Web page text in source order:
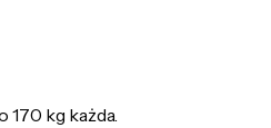
170 kg każda.